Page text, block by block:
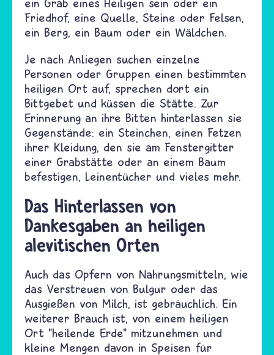
Friedhof, eine Quelle, Steine oder Felsen,
ein Berg, ein Baum oder ein Wäldchen.
Je nach Anliegen suchen einzelne
Personen oder Gruppen einen bestimmten
heiligen Ort auf, sprechen dort ein
Bittgebet und küssen die Stätte. Zur
Erinnerung an ihre Bitten hinterlassen sie
Gegenstände: ein Steinchen, einen Fetzen
ihrer Kleidung, den sie am Fenstergitter
einer Grabstätte oder an einem Baum
befestigen, Leinentücher und vieles mehr.
Das Hinterlassen von
Dankesgaben an heiligen
alevitischen Orten
Auch das Opfern von Nahrungsmitteln, wie
das Verstreuen von Bulgur oder das
Ausgießen von Milch, ist gebräuchlich. Ein
weiterer Brauch ist, von einem heiligen
Ort "heilende Erde" mitzunehmen und
kleine Mengen davon in Speisen für